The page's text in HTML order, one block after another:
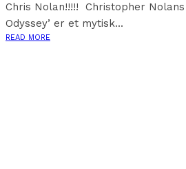
Chris Nolan!!!!! Christopher Nolans
Odyssey’ er et mytisk...
READ MORE